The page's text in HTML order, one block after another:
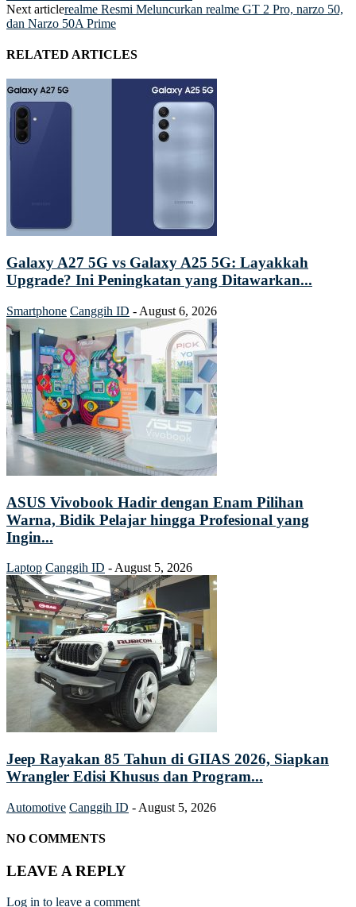
Next articlerealme Resmi Meluncurkan realme GT 2 Pro, narzo 50,
dan Narzo 50A Prime
RELATED ARTICLES
Galaxy A27 5G vs Galaxy A25 5G: Layakkah
Upgrade? Ini Peningkatan yang Ditawarkan...
Smartphone Canggih ID - August 6, 2026
ASUS Vivobook Hadir dengan Enam Pilihan
Warna, Bidik Pelajar hingga Profesional yang
Ingin...
Laptop Canggih ID - August 5, 2026
Jeep Rayakan 85 Tahun di GIIAS 2026, Siapkan
Wrangler Edisi Khusus dan Program...
Automotive Canggih ID - August 5, 2026
NO COMMENTS
LEAVE A REPLY
Log in to leave a comment